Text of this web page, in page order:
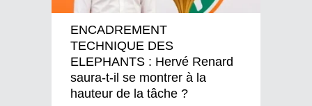
ENCADREMENT
TECHNIQUE DES
ELEPHANTS : Hervé Renard
saura-t-il se montrer à la
hauteur de la tâche ?